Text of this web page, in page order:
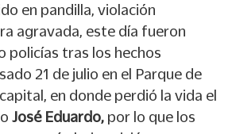
en pandilla, violación
agravada, este día fueron
policías tras los hechos
21 de julio en el Parque de
en donde perdió la vida el
José Eduardo, por lo que los